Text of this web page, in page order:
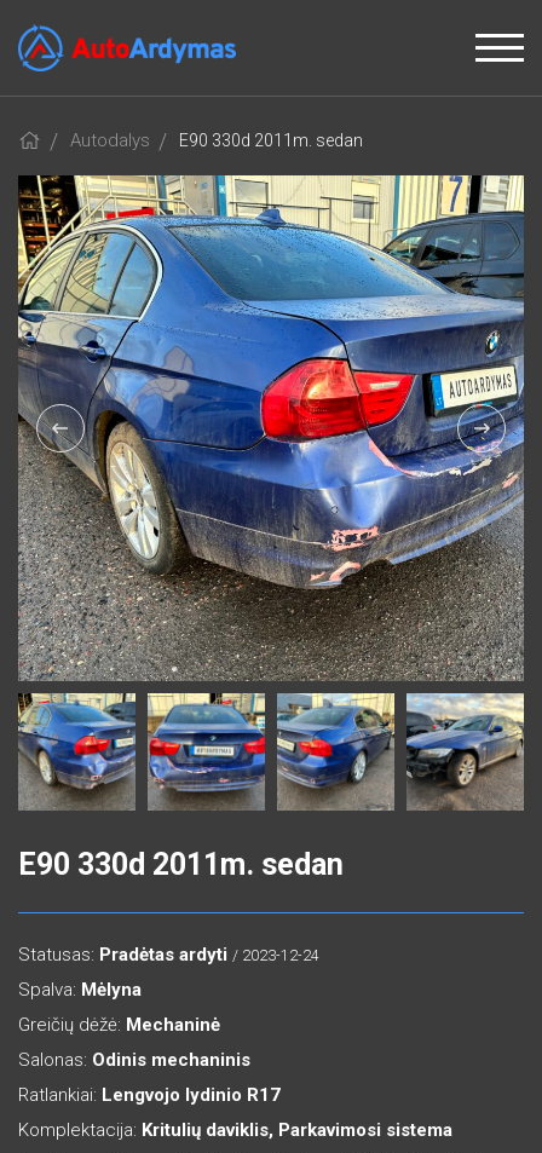
Autodalys E90 330d 2011m. sedan
E90 330d 2011m. sedan
Statusas: Pradėtas ardyti / 2023-12-24
Spalva: Mėlyna
Greičių dėžė: Mechaninė
Salonas: Odinis mechaninis
Ratlankiai: Lengvojo lydinio R17
Komplektacija: Kritulių daviklis, Parkavimosi sistema